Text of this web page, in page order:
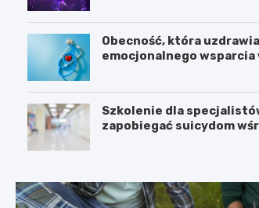
Obecność, która
emocjonalnego wsparcia
Szkolenie dla
zapobiegać suicydom